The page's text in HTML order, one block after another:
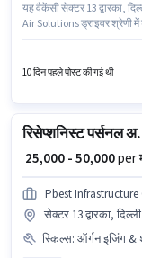
यह वैकेंसी सेक्टर 13 द्वारका,
Air Solutions ड्राइवर श्रेणी
भूमिका है, जिसमें फ्लेक्सिबल
10 दिन पहले पोस्ट की गई थी
₹ 25,000 - 50,000per
Pbest Infrastructure
सेक्टर 13 द्वारका, दिल्ली
स्किल्स: ऑर्गनाइजिंग &